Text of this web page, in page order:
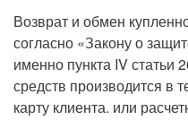
Возврат и обмен
согласно «Закону о
именно пункта IV статьи
средств производится в
карту клиента. или